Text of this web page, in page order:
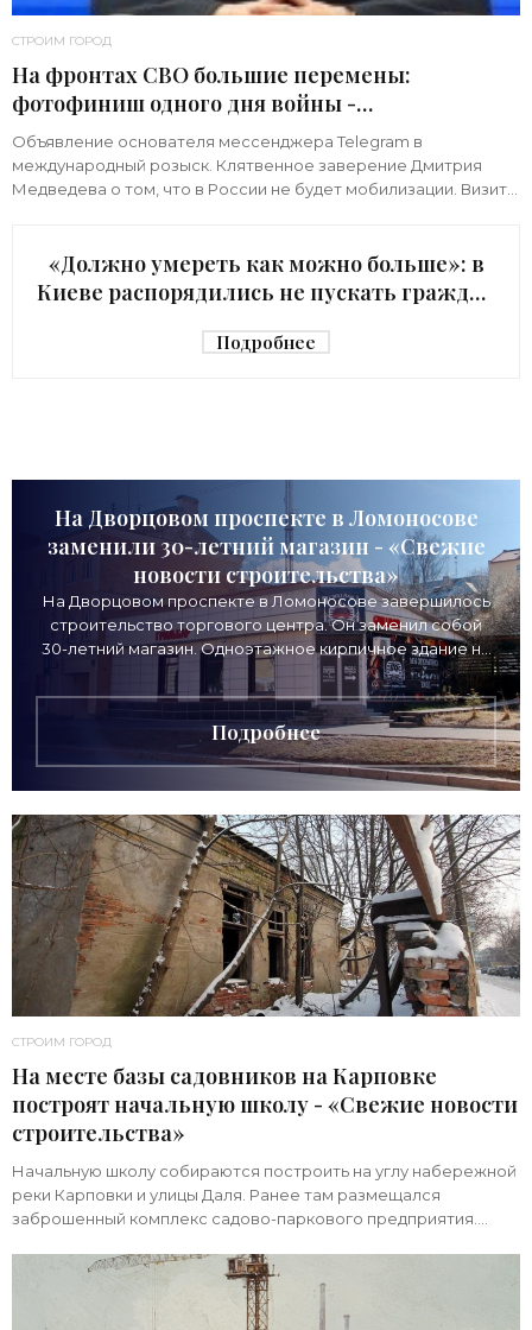
СТРОИМ ГОРОД
На фронтах СВО большие перемены:
фотофиниш одного дня войны -
«Недвижимость»
Объявление основателя мессенджера Telegram в
международный розыск. Клятвенное заверение Дмитрия
Медведева о том, что в России не будет мобилизации. Визит
«Должно умереть как можно больше»: в
Киеве распорядились не пускать граждан
Подробнее
На Дворцовом проспекте в Ломоносове
заменили 30-летний магазин - «Свежие
новости строительства»
На Дворцовом проспекте в Ломоносове завершилось
строительство торгового центра. Он заменил собой
30-летний магазин. Одноэтажное кирпичное здание на
Дворцовом проспекте, 16а, было построено
Подробнее
СТРОИМ ГОРОД
На месте базы садовников на Карповке
построят начальную школу - «Свежие новости
строительства»
Начальную школу собираются построить на углу набережной
реки Карповки и улицы Даля. Ранее там размещался
заброшенный комплекс садово-паркового предприятия.